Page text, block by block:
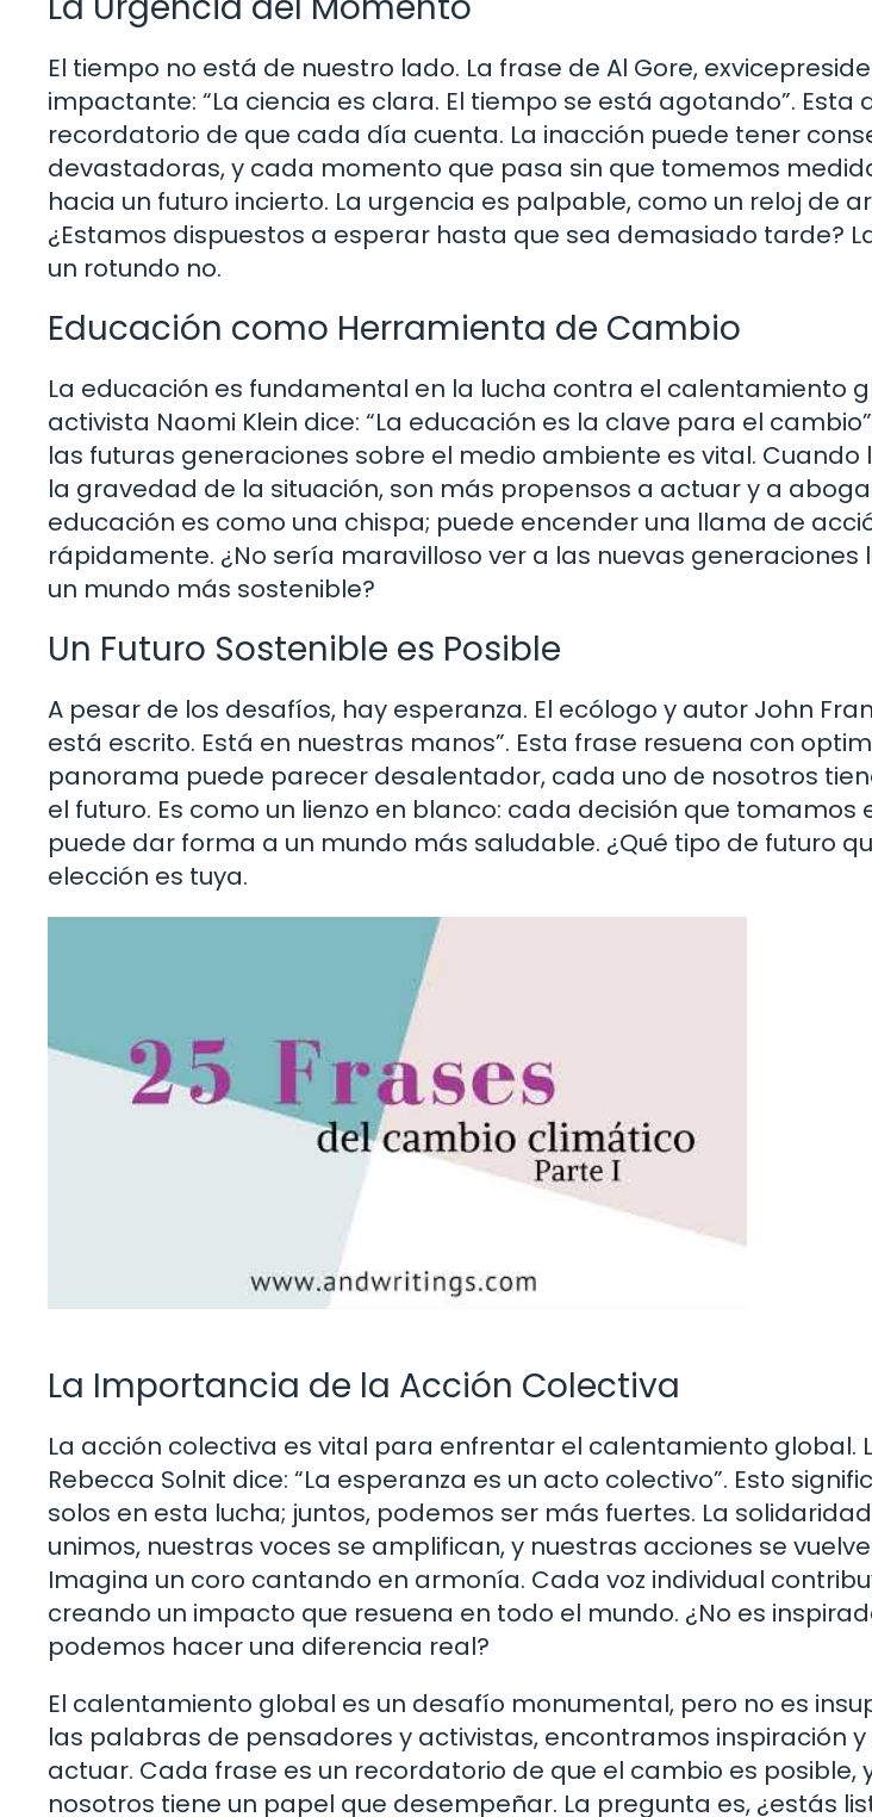
El tiempo no está de nuestro lado. La frase de Al Gore,
impactante: “La ciencia es clara. El tiempo se está agotando”. Esta
recordatorio de que cada día cuenta. La inacción puede tener
devastadoras, y cada momento que pasa sin que tomemos
hacia un futuro incierto. La urgencia es palpable, como un reloj de
¿Estamos dispuestos a esperar hasta que sea demasiado tarde?
un rotundo no.
Educación como Herramienta de Cambio
La educación es fundamental en la lucha contra el calentamiento
activista Naomi Klein dice: “La educación es la clave para el
las futuras generaciones sobre el medio ambiente es vital. Cuando
la gravedad de la situación, son más propensos a actuar y a
educación es como una chispa; puede encender una llama de
rápidamente. ¿No sería maravilloso ver a las nuevas
un mundo más sostenible?
Un Futuro Sostenible es Posible
A pesar de los desafíos, hay esperanza. El ecólogo y autor John
está escrito. Está en nuestras manos”. Esta frase resuena con
panorama puede parecer desalentador, cada uno de nosotros
el futuro. Es como un lienzo en blanco: cada decisión que tomamos
puede dar forma a un mundo más saludable. ¿Qué tipo de futuro
elección es tuya.
La Importancia de la Acción Colectiva
La acción colectiva es vital para enfrentar el calentamiento global.
Rebecca Solnit dice: “La esperanza es un acto colectivo”. Esto
solos en esta lucha; juntos, podemos ser más fuertes. La
unimos, nuestras voces se amplifican, y nuestras acciones se
Imagina un coro cantando en armonía. Cada voz individual
creando un impacto que resuena en todo el mundo. ¿No es
podemos hacer una diferencia real?
El calentamiento global es un desafío monumental, pero no es
las palabras de pensadores y activistas, encontramos inspiración
actuar. Cada frase es un recordatorio de que el cambio es posible,
nosotros tiene un papel que desempeñar. La pregunta es, ¿estás